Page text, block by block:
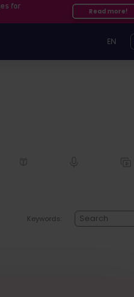
for
Read more!
EN
Keywords: